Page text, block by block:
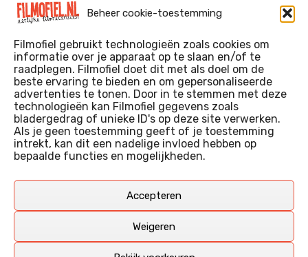
Beheer cookie-toestemming
Filmofiel gebruikt technologieën zoals cookies om
informatie over je apparaat op te slaan en/of te
raadplegen. Filmofiel doet dit met als doel om de
beste ervaring te bieden en om gepersonaliseerde
advertenties te tonen. Door in te stemmen met deze
technologieën kan Filmofiel gegevens zoals
bladergedrag of unieke ID's op deze site verwerken.
Als je geen toestemming geeft of je toestemming
intrekt, kan dit een nadelige invloed hebben op
bepaalde functies en mogelijkheden.
Accepteren
Weigeren
Evil Dead Burn (2026)
WIE IK BEN…?
Ik ben ooit begonnen met m’n recensies omdat ik zoveel
films keek dat ik af en toe niet meer wist welke ik nu wel of
niet gezien had. Ik ben een filmliefhebber, heb als hobby nog
erg lang in een videotheek gewerkt, en heb als coproducent
Deze recensies zijn dan ook vooral vrij pretentieloze
aangevuld met een groeiende kennis over de kunde én de
kunst van het maken van film.